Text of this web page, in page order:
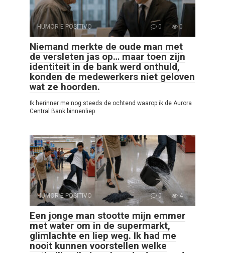
HUMOR E POSITIVO 0 0
Niemand merkte de oude man met
de versleten jas op… maar toen zijn
identiteit in de bank werd onthuld,
konden de medewerkers niet geloven
wat ze hoorden.
Ik herinner me nog steeds de ochtend waarop ik de Aurora
Central Bank binnenliep
HUMOR E POSITIVO 0 4
Een jonge man stootte mijn emmer
met water om in de supermarkt,
glimlachte en liep weg. Ik had me
nooit kunnen voorstellen welke